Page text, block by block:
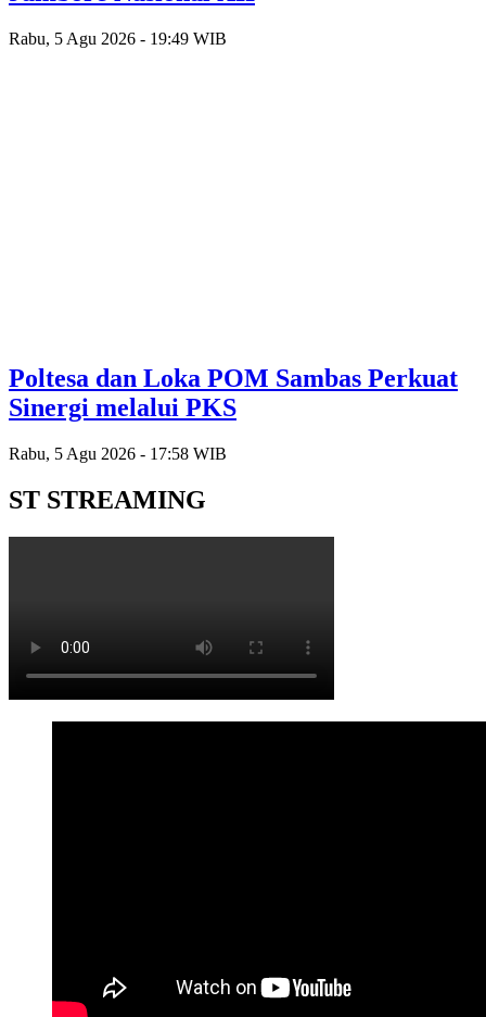
Rabu, 5 Agu 2026 - 19:49 WIB
Poltesa dan Loka POM Sambas Perkuat
Sinergi melalui PKS
Rabu, 5 Agu 2026 - 17:58 WIB
ST STREAMING